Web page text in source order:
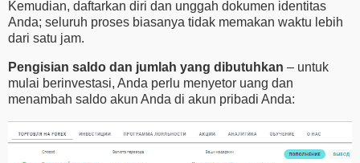
Kemudian, daftarkan diri dan unggah dokumen identitas
Anda; seluruh proses biasanya tidak memakan waktu lebih
dari satu jam.
Pengisian saldo dan jumlah yang dibutuhkan – untuk
mulai berinvestasi, Anda perlu menyetor uang dan
menambah saldo akun Anda di akun pribadi Anda: